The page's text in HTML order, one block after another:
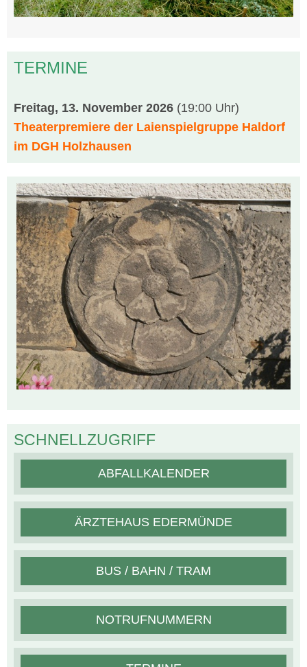
TERMINE
Freitag, 13. November 2026 (19:00 Uhr)
Theaterpremiere der Laienspielgruppe Haldorf
im DGH Holzhausen
SCHNELLZUGRIFF
ABFALLKALENDER
ÄRZTEHAUS EDERMÜNDE
BUS / BAHN / TRAM
NOTRUFNUMMERN